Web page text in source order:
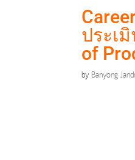
ประเ
of
by Banyong